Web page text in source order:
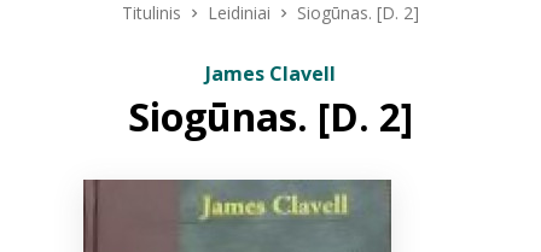
ELVIS atvyksta
Naujienos
Titulinis Leidiniai Siogūnas. [D. 2]
James Clavell
Siogūnas. [D. 2]